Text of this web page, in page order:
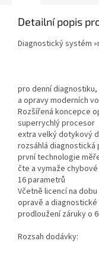
Detailní popis
Diagnostický systém
pro denní diagnostiku,
a opravy moderních
Rozšířená koncepce
superrychlý procesor
extra velký dotykový
rozsáhlá diagnostická
první technologie
čte a vymaže
16 parametrů
Včetně licencí na
opravě a
prodloužení záruky o
Rozsah dodávky: